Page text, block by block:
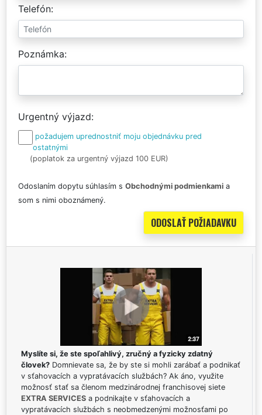
Telefón
Poznámka
Urgentný výjazd
požadujem uprednostniť moju objednávku pred
ostatnými
(poplatok za urgentný výjazd 100 EUR)
Odoslaním dopytu súhlasím s Obchodnými podmienkami a
som s nimi oboznámený.
Myslíte si, že ste spoľahlivý, zručný a fyzicky zdatný
človek? Domnievate sa, že by ste si mohli zarábať a podnikať
v sťahovacích a vypratávacích službách? Ak áno, využite
možnosť stať sa členom medzinárodnej franchisovej siete
EXTRA SERVICES a podnikajte v sťahovacích a
vypratávacích službách s neobmedzenými možnosťami po